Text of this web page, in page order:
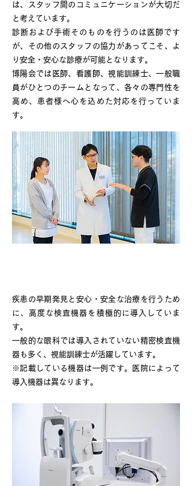
は、スタッフ間のコミュニケーションが大切だ
と考えています。
診断および手術そのものを行うのは医師です
が、その他のスタッフの協力があってこそ、よ
り安全・安心な診療が可能となります。
博陽会では医師、看護師、視能訓練士、一般職
員がひとつのチームとなって、各々の専門性を
高め、患者様へ心を込めた対応を行っていま
す。
疾患の早期発見と安心・安全な治療を行うため
に、高度な検査機器を積極的に導入していま
す。
一般的な眼科では導入されていない精密検査機
器も多く、視能訓練士が活躍しています。
※記載している機器は一例です。医院によって
導入機器は異なります。